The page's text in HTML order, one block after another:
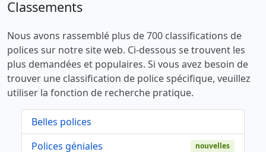
Classements
Nous avons rassemblé plus de 700 classifications de
polices sur notre site web. Ci-dessous se trouvent les
plus demandées et populaires. Si vous avez besoin de
trouver une classification de police spécifique, veuillez
utiliser la fonction de recherche pratique.
Belles polices
Polices géniales
nouvelles